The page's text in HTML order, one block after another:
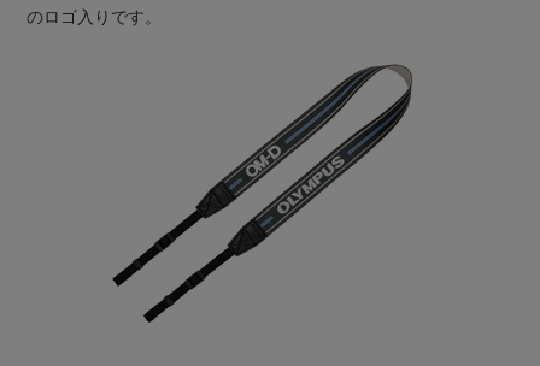
のロゴ入りです。